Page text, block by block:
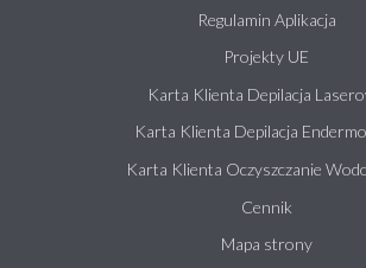
Regulamin Aplikacja
Projekty UE
Karta Klienta Depilacja
Karta Klienta Depilacja
Karta Klienta Oczyszczanie
Cennik
Mapa strony